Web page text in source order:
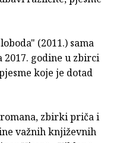
(2011.) sama
godine u zbirci
koje je dotad
zbirki priča i
važnih književnih